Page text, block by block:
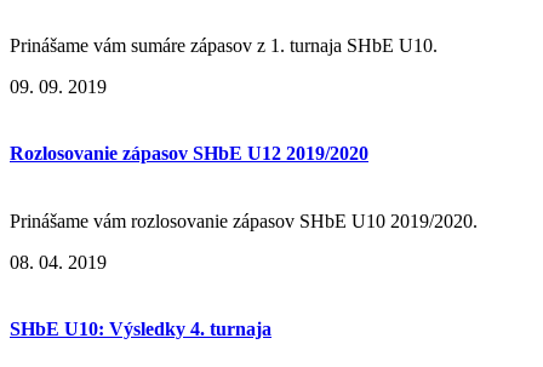
Prinášame vám sumáre zápasov z 1. turnaja SHbE U10.
09. 09. 2019
Rozlosovanie zápasov SHbE U12 2019/2020
Prinášame vám rozlosovanie zápasov SHbE U10 2019/2020.
08. 04. 2019
SHbE U10: Výsledky 4. turnaja